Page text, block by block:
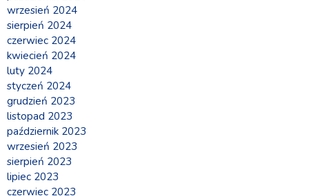
wrzesień 2024
sierpień 2024
czerwiec 2024
kwiecień 2024
luty 2024
styczeń 2024
grudzień 2023
listopad 2023
październik 2023
wrzesień 2023
sierpień 2023
lipiec 2023
czerwiec 2023